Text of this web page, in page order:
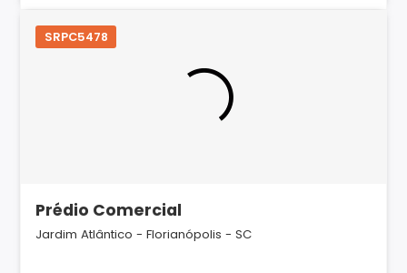
SRPC5478
Prédio Comercial
Jardim Atlântico - Florianópolis - SC